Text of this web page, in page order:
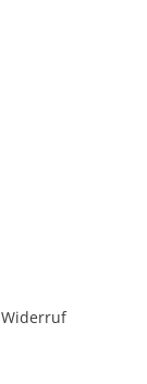
Widerruf